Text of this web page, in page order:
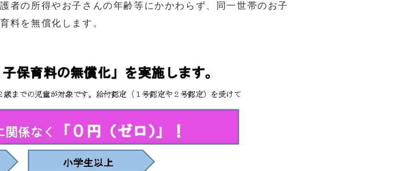
の所得やお子さんの年齢等にかかわらず、同一世帯のお子
料を無償化します。